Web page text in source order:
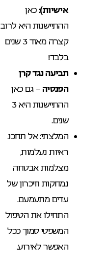
אישיות):כאן
ההתיישנות היא לרוב
קצרה מאוד 3 שנים
בלבד!
תביעה נגד קרן
הפנסיה – גם כאן
ההתיישנות היא 3
שנים.
המלצתי: אל תחכו.
ראיות נעלמות,
מצלמות אבטחה
נמחקות וזיכרון של
עדים מתעמעם.
התחילו את הטיפול
המשפטי סמוך ככל
האפשר לאירוע.